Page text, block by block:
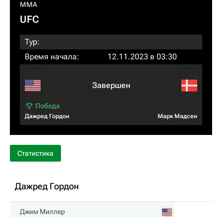
MMA
UFC
Тур:
Время начала:
12.11.2023 в 03:30
Дажред Гордон
Завершен
Марк Мадсен
Статистика
Дажред Гордон
Джим Миллер